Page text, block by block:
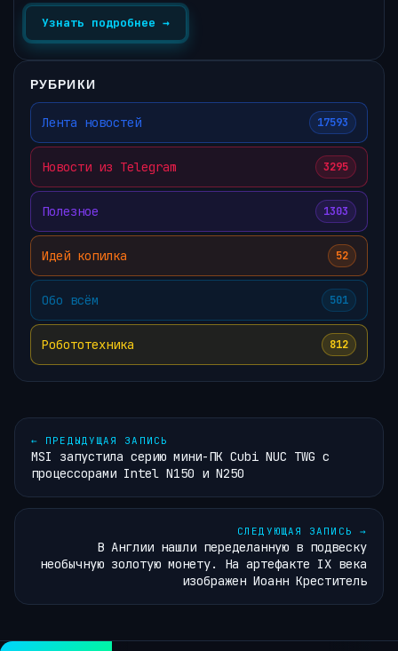
Узнать подробнее →
РУБРИКИ
Лента новостей 17593
Новости из Telegram 3295
Полезное 1303
Идей копилка 52
Обо всём 501
Робототехника 812
← ПРЕДЫДУЩАЯ ЗАПИСЬ
MSI запустила серию мини-ПК Cubi NUC TWG с
процессорами Intel N150 и N250
СЛЕДУЮЩАЯ ЗАПИСЬ →
В Англии нашли переделанную в подвеску
необычную золотую монету. На артефакте IX века
изображен Иоанн Креститель